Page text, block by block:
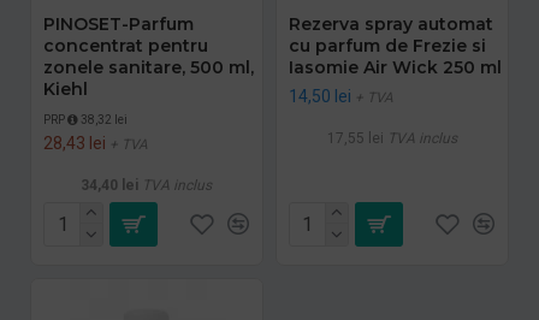
PINOSET-Parfum
concentrat pentru
zonele sanitare, 500 ml,
Kiehl
PRP 38,32 lei
28,43 lei + TVA
34,40 lei TVA inclus
Rezerva spray automat
cu parfum de Frezie si
Iasomie Air Wick 250 ml
14,50 lei + TVA
17,55 lei TVA inclus